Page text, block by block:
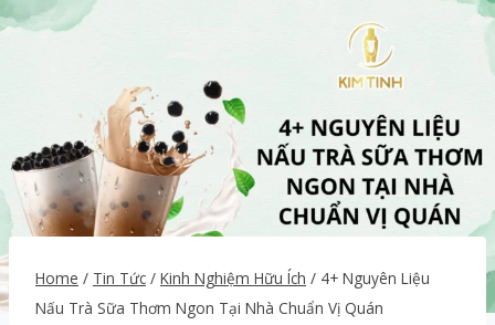
Home / Tin Tức / Kinh Nghiệm Hữu Ích / 4+ Nguyên Liệu
Nấu Trà Sữa Thơm Ngon Tại Nhà Chuẩn Vị Quán